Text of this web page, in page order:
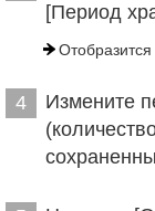
[Период
4
Измените